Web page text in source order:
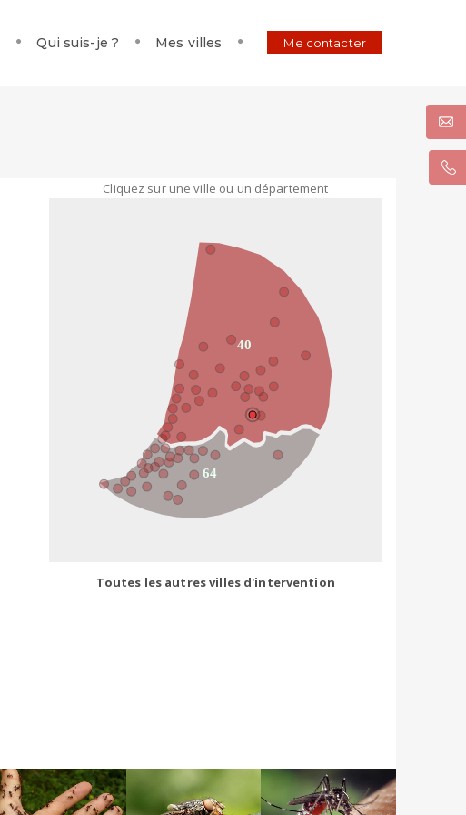
Qui suis-je ? Mes villes Me contacter
Cliquez sur une ville ou un département
64
40
Toutes les autres villes d'intervention